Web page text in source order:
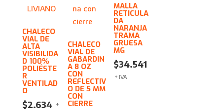
CHALECO
VIAL DE
ALTA
VISIBILIDA
D 100%
POLIÉSTE
R
VENTILAD
O
$2.634 +
CHALECO
VIAL DE
GABARDIN
A 8 OZ
CON
REFLECTIV
O DE 5 MM
CON
CIERRE
MALLA
RETICULA
DA
NARANJA
TRAMA
GRUESA
MG
$34.541
+ IVA